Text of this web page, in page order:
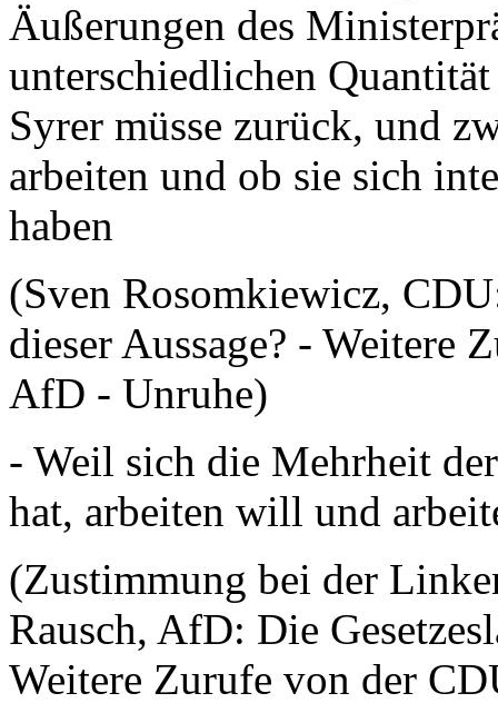
Äußerungen des
unterschiedlichen
Syrer müsse zurück, und
arbeiten und ob sie sich
haben
(Sven Rosomkiewicz,
dieser Aussage? - Weitere
AfD - Unruhe)
- Weil sich die Mehrheit
hat, arbeiten will und
(Zustimmung bei der
Rausch, AfD: Die
Weitere Zurufe von der